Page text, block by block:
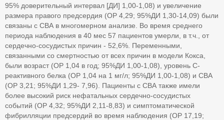
95% доверительный интервал [ДИ] 1,00-1,08) и увеличение
размера правого предсердия (ОР 4,29; 95%ДИ 1,30-14,09) были
связаны с СВА в многомерном анализе. Во время среднего
периода наблюдения в 40 мес 57 пациентов умерли, в т.ч., от
сердечно-сосудистых причин - 52,6%. Переменными,
связанными со смертностью от всех причин в модели Кокса,
были возраст (ОР 1,04 в год; 95%ДИ 1,00-1,08), уровень С-
реактивного белка (ОР 1,04 на 1 мг/л; 95%ДИ 1,00-1,08) и СВА
(ОР 3,21; 95%ДИ 1,29- 7,96). Пациенты с СВА также имели
более высокий риск нефатальных сердечно-сосудистых
событий (ОР 4,32; 95%ДИ 2,11-8,83) и симптоматической
фибрилляции предсердий во время наблюдения (ОР 17,19;